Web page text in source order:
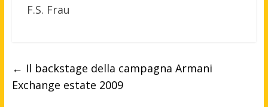
F.S. Frau
← Il backstage della campagna Armani
Exchange estate 2009